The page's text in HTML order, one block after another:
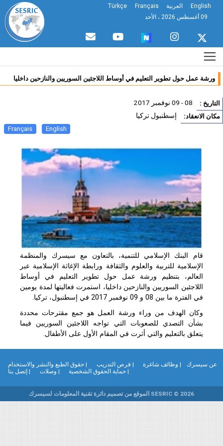
English العربية Français
Türkçe
ورشة عمل حول تطوير التعليم في أوساط اللاجئين السوريين والنازحين داخليا
: 08 - 09 نوفمبر 2017
الانعقاد: إسطنبول تركيا
English
Français
قام البنك الإسلامي للتنمية، بالتعاون مع سيسرك والمنظمة
الإسلامية للتربية والعلوم والثقافة ورابطة الإغاثة الإسلامية عبر
العالم، بتنظيم ورشة عمل حول تطوير التعليم في أوساط
اللاجئين السوريين والنازحين داخليا، استمرت فعاليتها لمدة يومين
في الفترة ما بين 08 و 09 نوفمبر 2017 في إسطنبول، تركيا.
وكان الهدف من وراء ورشة العمل هو جمع مقترحات محددة
بشأن التصدي للصعوبات التي تواجه اللاجئين السوريين فيما
يتعلق بالتعليم والتي أثرت في المقام الأول على الأطفال.
سيسرك | وظائف شاغرة | فرص التدريب
| حقوق الطبع والنشر والاستخدام
| حماية الحقوق الشخصية
| وصلات | إتصل بنا
SESRIC © 2026 الموقع من تصميم دائرة تقنية المعلومات لسيسرك